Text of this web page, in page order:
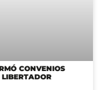
CONVENIOS